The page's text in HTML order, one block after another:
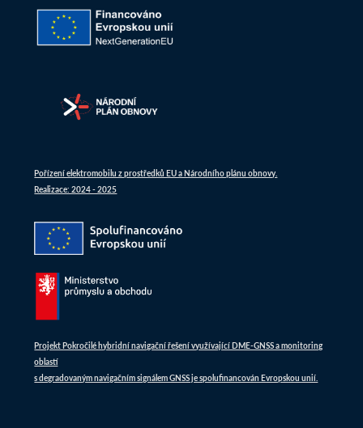
Pořízení elektromobilu z prostředků EU a Národního plánu obnovy.
Realizace: 2024 - 2025
Projekt Pokročilé hybridní navigační řešení využívající DME-GNSS a monitoring
oblastí
s degradovaným navigačním signálem GNSS je spolufinancován Evropskou unií.